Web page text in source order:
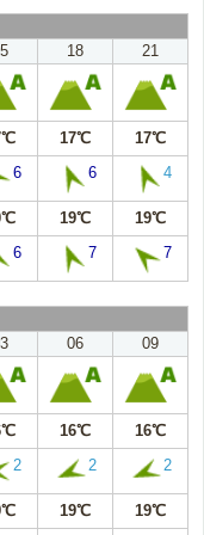
18 21
17℃ 17℃
6 6 4
19℃ 19℃
6 7 7
06 09
16℃ 16℃
2 2 2
19℃ 19℃